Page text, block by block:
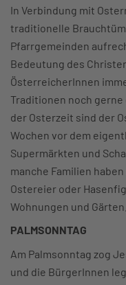
In Verbindung mit
traditionelle
Pfarrgemeinden
Bedeutung des
ÖsterreicherInnen
Traditionen noch
der Osterzeit sind der
Wochen vor dem
Supermärkten und
manche Familien
Ostereier oder
Wohnungen und Gärten.
PALMSONNTAG
Am Palmsonntag zog
und die BürgerInnen